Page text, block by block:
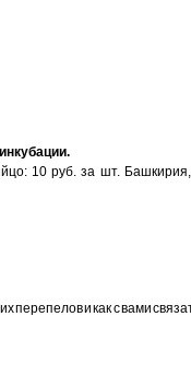
10 руб. за шт.
перепелов и как с вами